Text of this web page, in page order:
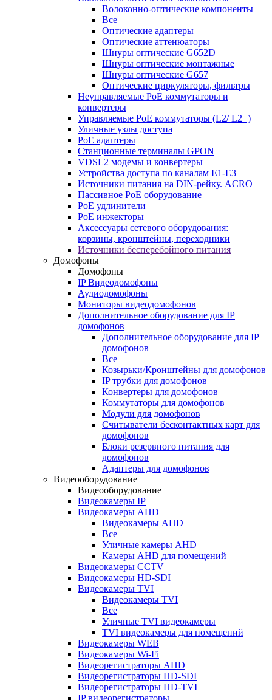
Волоконно-оптические компоненты
Все
Оптические адаптеры
Оптические аттенюаторы
Шнуры оптические G652D
Шнуры оптические монтажные
Шнуры оптические G657
Оптические циркуляторы, фильтры
Неуправляемые PoE коммутаторы и
конвертеры
Управляемые PoE коммутаторы (L2/ L2+)
Уличные узлы доступа
PoE адаптеры
Станционные терминалы GPON
VDSL2 модемы и конвертеры
Устройства доступа по каналам E1-E3
Источники питания на DIN-рейку. ACRO
Пассивное PoE оборудование
PoE удлинители
PoE инжекторы
Аксессуары сетевого оборудования:
корзины, кронштейны, переходники
Источники бесперебойного питания
Домофоны
Домофоны
IP Видеодомофоны
Аудиодомофоны
Мониторы видеодомофонов
Дополнительное оборудование для IP
домофонов
Дополнительное оборудование для IP
домофонов
Все
Козырьки/Кронштейны для домофонов
IP трубки для домофонов
Конвертеры для домофонов
Коммутаторы для домофонов
Модули для домофонов
Считыватели бесконтактных карт для
домофонов
Блоки резервного питания для
домофонов
Адаптеры для домофонов
Видеооборудование
Видеооборудование
Видеокамеры IP
Видеокамеры AHD
Видеокамеры AHD
Все
Уличные камеры AHD
Камеры AHD для помещений
Видеокамеры CCTV
Видеокамеры HD-SDI
Видеокамеры TVI
Видеокамеры TVI
Все
Уличные TVI видеокамеры
TVI видеокамеры для помещений
Видеокамеры WEB
Видеокамеры Wi-Fi
Видеорегистраторы AHD
Видеорегистраторы HD-SDI
Видеорегистраторы HD-TVI
IP видеорегистраторы